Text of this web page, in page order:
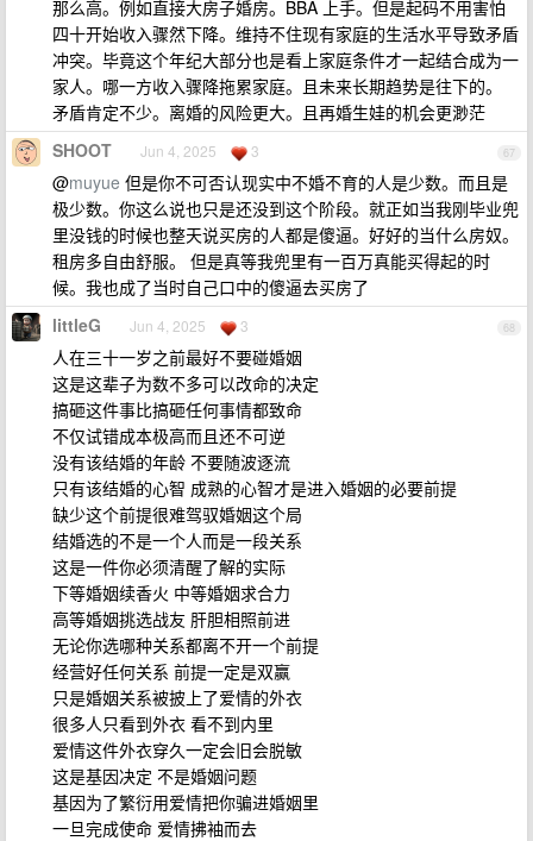
那么高。例如直接大房子婚房。BBA 上手。但是起码不用害怕
四十开始收入骤然下降。维持不住现有家庭的生活水平导致矛盾
冲突。毕竟这个年纪大部分也是看上家庭条件才一起结合成为一
家人。哪一方收入骤降拖累家庭。且未来长期趋势是往下的。
矛盾肯定不少。离婚的风险更大。且再婚生娃的机会更渺茫
67
SHOOT Jun 4, 2025 3
@muyue 但是你不可否认现实中不婚不育的人是少数。而且是
极少数。你这么说也只是还没到这个阶段。就正如当我刚毕业兜
里没钱的时候也整天说买房的人都是傻逼。好好的当什么房奴。
租房多自由舒服。 但是真等我兜里有一百万真能买得起的时
候。我也成了当时自己口中的傻逼去买房了
68
littleG Jun 4, 2025 3
人在三十一岁之前最好不要碰婚姻
这是这辈子为数不多可以改命的决定
搞砸这件事比搞砸任何事情都致命
不仅试错成本极高而且还不可逆
没有该结婚的年龄 不要随波逐流
只有该结婚的心智 成熟的心智才是进入婚姻的必要前提
缺少这个前提很难驾驭婚姻这个局
结婚选的不是一个人而是一段关系
这是一件你必须清醒了解的实际
下等婚姻续香火 中等婚姻求合力
高等婚姻挑选战友 肝胆相照前进
无论你选哪种关系都离不开一个前提
经营好任何关系 前提一定是双赢
只是婚姻关系被披上了爱情的外衣
很多人只看到外衣 看不到内里
爱情这件外衣穿久一定会旧会脱敏
这是基因决定 不是婚姻问题
基因为了繁衍用爱情把你骗进婚姻里
一旦完成使命 爱情拂袖而去